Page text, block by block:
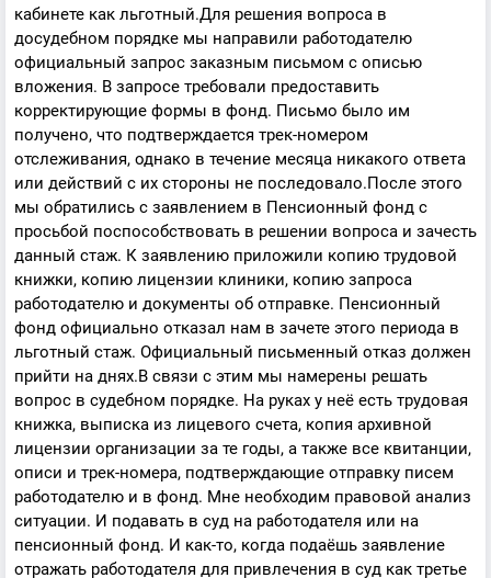
кабинете как льготный.Для решения вопроса в
досудебном порядке мы направили работодателю
официальный запрос заказным письмом с описью
вложения. В запросе требовали предоставить
корректирующие формы в фонд. Письмо было им
получено, что подтверждается трек-номером
отслеживания, однако в течение месяца никакого ответа
или действий с их стороны не последовало.После этого
мы обратились с заявлением в Пенсионный фонд с
просьбой поспособствовать в решении вопроса и зачесть
данный стаж. К заявлению приложили копию трудовой
книжки, копию лицензии клиники, копию запроса
работодателю и документы об отправке. Пенсионный
фонд официально отказал нам в зачете этого периода в
льготный стаж. Официальный письменный отказ должен
прийти на днях.В связи с этим мы намерены решать
вопрос в судебном порядке. На руках у неё есть трудовая
книжка, выписка из лицевого счета, копия архивной
лицензии организации за те годы, а также все квитанции,
описи и трек-номера, подтверждающие отправку писем
работодателю и в фонд. Мне необходим правовой анализ
ситуации. И подавать в суд на работодателя или на
пенсионный фонд. И как-то, когда подаёшь заявление
отражать работодателя для привлечения в суд как третье